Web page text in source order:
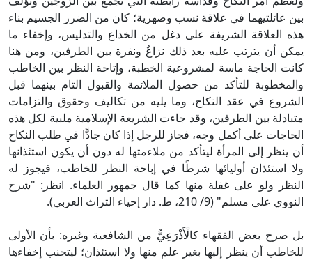
بين عائلتيهما في علاقة نسب وصهرية؛ كان من الضرر الجسيم بناء
هذه العلاقة الشريفة على دغل من الخداع والتدليس، وإخفاء ما
يمكن أن يترتب عليه بعد ذلك نزاعٌ ونفرة بين الطرفين، ومن هنا
كانت الحاجة ماسة لمشروعية الخطبة، وإتاحة النظر بين الخاطب
والمخطوبة للتأكد من حصول الملائمة والقبول التام بينهما قبل
الشروع في عقد النكاح، وما يليه من تكاليف وحقوق والتزامات
متبادلة بين الطرفين، وقد جاءت الشريعة الإسلامية ملبية لكل هذه
الحاجات على أكمل وجه، فجاز للرجل إذا كان جادًّا في طلب النكاح
أن ينظر إلى المرأة ليتأكد من ملاءمتها له دون أن يكون استئذانها
ولا استئذان أوليائها شرطًا في إباحة النظر للخاطب، فيجوز له
النظر ولو على غفلة منها كما قال جمهور العلماء. انظر: "شرح
النووي على مسلم" (9/ 210، ط. دار إحياء التراث العربي).
بل صرح بعض الفقهاء كالْأَذْرَعِيُّ من الشافعية وغيره: بأن الأولى
للخاطب أن ينظر إليها بغير علم منها ولا استئذان؛ ليتجنب إخفاءها